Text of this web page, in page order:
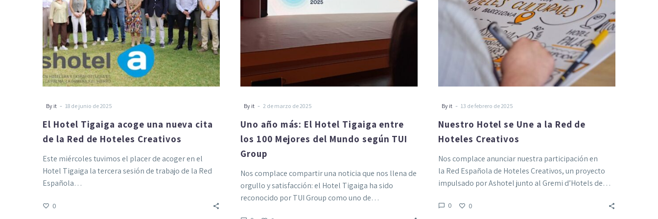
la
Red
de
Hoteles
Creativos
By it - 18 de junio de 2025
El Hotel Tigaiga acoge una nueva cita
de la Red de Hoteles Creativos
Este miércoles tuvimos el placer de acoger en el
Hotel Tigaiga la tercera sesión de trabajo de la Red
Española…
0
100
según
TUI
Group
By it - 2 de marzo de 2025
Uno año más: El Hotel Tigaiga entre
los 100 Mejores del Mundo según TUI
Group
Nos complace compartir una noticia que nos llena de
orgullo y satisfacción: el Hotel Tigaiga ha sido
reconocido por TUI Group como uno de…
Hoteles
Creativos
By it - 13 de febrero de 2025
Nuestro Hotel se Une a la Red de
Hoteles Creativos
Nos complace anunciar nuestra participación en
la Red Española de Hoteles Creativos, un proyecto
impulsado por Ashotel junto al Gremi d’Hotels de…
0 0